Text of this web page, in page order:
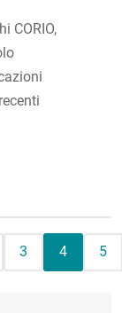
CORIO,
Page
3 Pagina
4 5